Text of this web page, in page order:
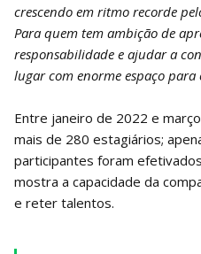
crescendo em ritmo recorde
Para quem tem ambição de
responsabilidade e ajudar a
lugar com enorme espaço para
Entre janeiro de 2022 e
mais de 280 estagiários;
participantes foram
mostra a capacidade da
e reter talentos.